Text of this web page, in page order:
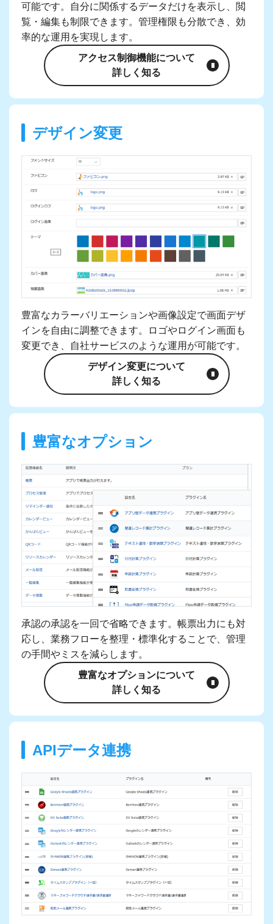
可能です。自分に関係するデータだけを表示し、閲
覧・編集も制限できます。管理権限も分散でき、効
率的な運用を実現します。
アクセス制御機能について
詳しく知る
デザイン変更
豊富なカラーバリエーションや画像設定で画面デザ
インを自由に調整できます。ロゴやログイン画面も
変更でき、自社サービスのような運用が可能です。
デザイン変更について
詳しく知る
豊富なオプション
承認の承認を一回で省略できます。帳票出力にも対
応し、業務フローを整理・標準化することで、管理
の手間やミスを減らします。
豊富なオプションについて
詳しく知る
APIデータ連携